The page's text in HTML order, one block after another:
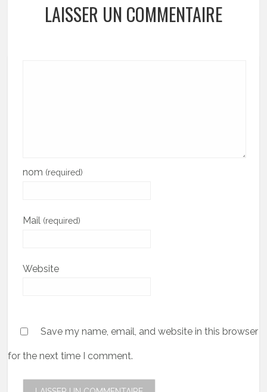
LAISSER UN COMMENTAIRE
nom (required)
Mail (required)
Website
Save my name, email, and website in this browser
for the next time I comment.